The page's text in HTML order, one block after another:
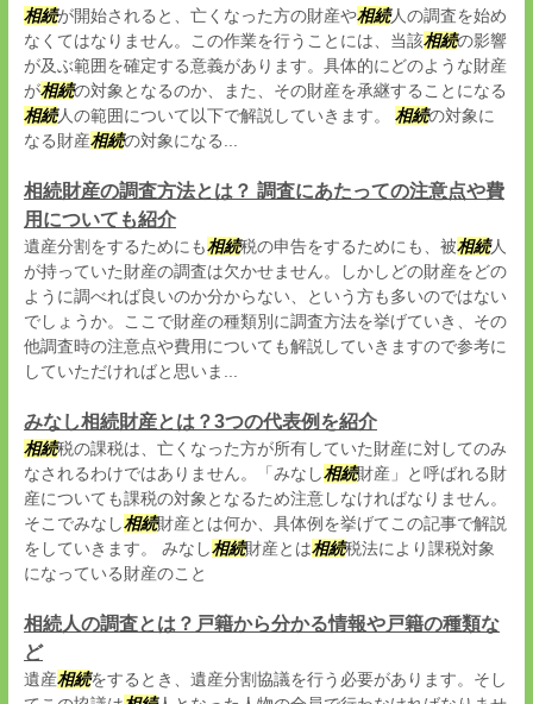
相続が開始されると、亡くなった方の財産や相続人の調査を始め
なくてはなりません。この作業を行うことには、当該相続の影響
が及ぶ範囲を確定する意義があります。具体的にどのような財産
が相続の対象となるのか、また、その財産を承継することになる
相続人の範囲について以下で解説していきます。 相続の対象に
なる財産相続の対象になる...
相続財産の調査方法とは？ 調査にあたっての注意点や費
用についても紹介
遺産分割をするためにも相続税の申告をするためにも、被相続人
が持っていた財産の調査は欠かせません。しかしどの財産をどの
ように調べれば良いのか分からない、という方も多いのではない
でしょうか。ここで財産の種類別に調査方法を挙げていき、その
他調査時の注意点や費用についても解説していきますので参考に
していただければと思いま...
みなし相続財産とは？3つの代表例を紹介
相続税の課税は、亡くなった方が所有していた財産に対してのみ
なされるわけではありません。「みなし相続財産」と呼ばれる財
産についても課税の対象となるため注意しなければなりません。
そこでみなし相続財産とは何か、具体例を挙げてこの記事で解説
をしていきます。 みなし相続財産とは相続税法により課税対象
になっている財産のこと
相続人の調査とは？戸籍から分かる情報や戸籍の種類な
ど
遺産相続をするとき、遺産分割協議を行う必要があります。そし